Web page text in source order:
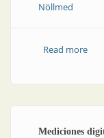
Nöllmed
Read more
Mediciones